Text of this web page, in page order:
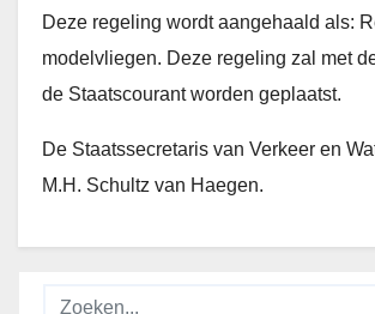
Deze regeling wordt aangehaald als:
modelvliegen. Deze regeling zal met
de Staatscourant worden geplaatst.
De Staatssecretaris van Verkeer en
M.H. Schultz van Haegen.